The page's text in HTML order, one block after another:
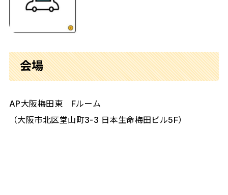
会場
AP大阪梅田東 Fルーム
（大阪市北区堂山町3-3 日本生命梅田ビル5F）